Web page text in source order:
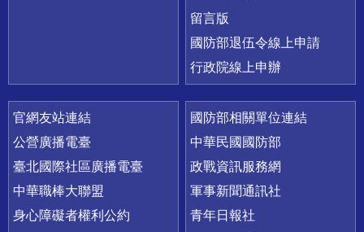
留言版
國防部退伍令線上申請
行政院線上申辦
官網友站連結
公營廣播電臺
臺北國際社區廣播電臺
中華職棒大聯盟
身心障礙者權利公約
國防部相關單位連結
中華民國國防部
政戰資訊服務網
軍事新聞通訊社
青年日報社